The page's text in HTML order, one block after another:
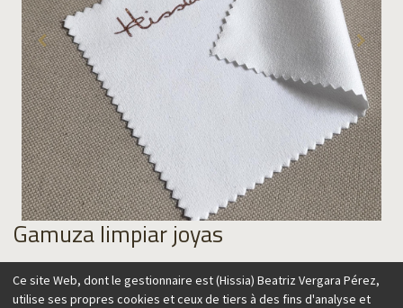
Gamuza limpiar joyas
5,00€
Ce site Web, dont le gestionnaire est (Hissia) Beatriz Vergara Pérez,
utilise ses propres cookies et ceux de tiers à des fins d'analyse et